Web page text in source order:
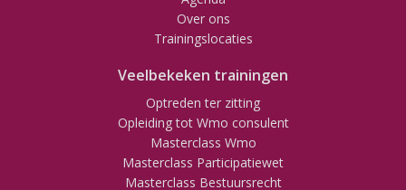
Over ons
Trainingslocaties
Veelbekeken trainingen
Optreden ter zitting
Opleiding tot Wmo consulent
Masterclass Wmo
Masterclass Participatiewet
Masterclass Bestuursrecht